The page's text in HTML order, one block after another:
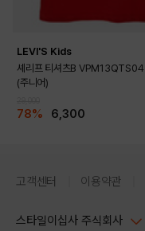
LEVI'S Kids
셰리프 티셔츠B VPM13QTS04
(주니어)
78% 6,300
고객센터 이용약관
스타일이십사 주식회사